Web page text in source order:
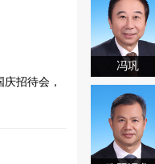
招待会，
冯巩